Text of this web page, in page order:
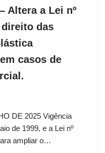
Altera a Lei nº
direito das
casos de
DE 2025 Vigência
de 1999, e a Lei nº
ampliar o…